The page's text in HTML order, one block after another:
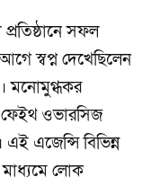
সফল
স্বপ্ন দেখেছিলেন
মনোমুগ্ধকর
ওভারসিজ
এজেন্সি বিভিন্ন
মাধ্যমে লোক